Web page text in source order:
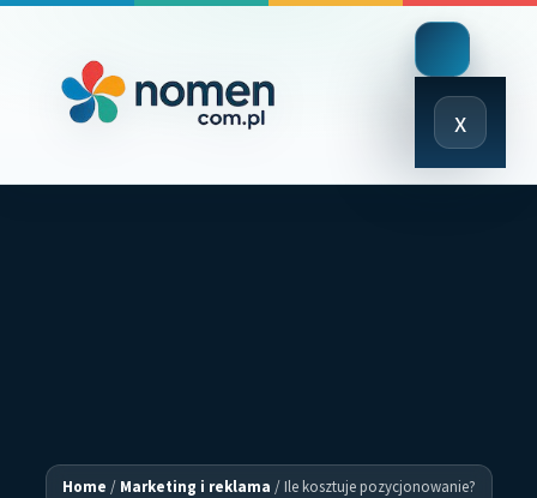
x
Close
Menu
Home / Marketing i reklama /Ile kosztuje pozycjonowanie?